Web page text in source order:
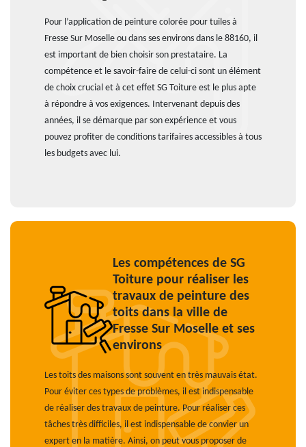
Pour l’application de peinture colorée pour tuiles à
Fresse Sur Moselle ou dans ses environs dans le 88160, il
est important de bien choisir son prestataire. La
compétence et le savoir-faire de celui-ci sont un élément
de choix crucial et à cet effet SG Toiture est le plus apte
à répondre à vos exigences. Intervenant depuis des
années, il se démarque par son expérience et vous
pouvez profiter de conditions tarifaires accessibles à tous
les budgets avec lui.
Les compétences de SG
Toiture pour réaliser les
travaux de peinture des
toits dans la ville de
Fresse Sur Moselle et ses
environs
Les toits des maisons sont souvent en très mauvais état.
Pour éviter ces types de problèmes, il est indispensable
de réaliser des travaux de peinture. Pour réaliser ces
tâches très difficiles, il est indispensable de convier un
expert en la matière. Ainsi, on peut vous proposer de